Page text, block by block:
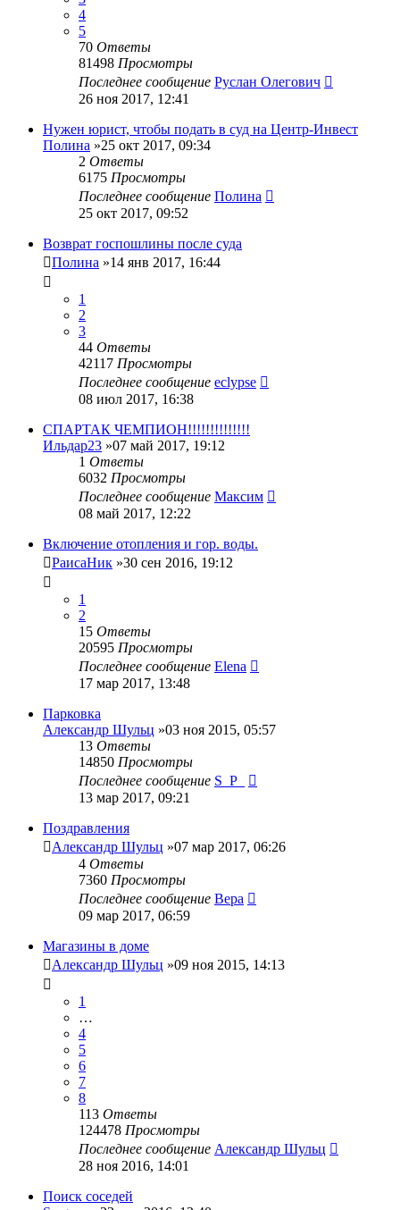
4
5
70 Ответы
81498 Просмотры
Последнее сообщение Руслан Олегович
26 ноя 2017, 12:41
Нужен юрист, чтобы подать в суд на Центр-Инвест
Полина »25 окт 2017, 09:34
2 Ответы
6175 Просмотры
Последнее сообщение Полина
25 окт 2017, 09:52
Возврат госпошлины после суда
Полина »14 янв 2017, 16:44
1
2
3
44 Ответы
42117 Просмотры
Последнее сообщение eclypse
08 июл 2017, 16:38
СПАРТАК ЧЕМПИОН!!!!!!!!!!!!!!
Ильдар23 »07 май 2017, 19:12
1 Ответы
6032 Просмотры
Последнее сообщение Максим
08 май 2017, 12:22
Включение отопления и гор. воды.
РаисаНик »30 сен 2016, 19:12
1
2
15 Ответы
20595 Просмотры
Последнее сообщение Elena
17 мар 2017, 13:48
Парковка
Александр Шульц »03 ноя 2015, 05:57
13 Ответы
14850 Просмотры
Последнее сообщение S_P_
13 мар 2017, 09:21
Поздравления
Александр Шульц »07 мар 2017, 06:26
4 Ответы
7360 Просмотры
Последнее сообщение Вера
09 мар 2017, 06:59
Магазины в доме
Александр Шульц »09 ноя 2015, 14:13
1
…
4
5
6
7
8
113 Ответы
124478 Просмотры
Последнее сообщение Александр Шульц
28 ноя 2016, 14:01
Поиск соседей